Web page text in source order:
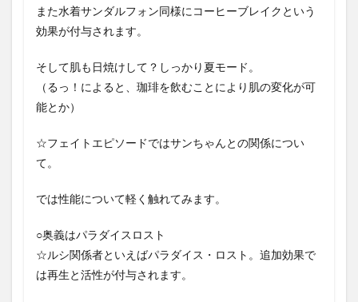
また水着サンダルフォン同様にコーヒーブレイクという
効果が付与されます。
そして肌も日焼けして？しっかり夏モード。
（るっ！によると、珈琲を飲むことにより肌の変化が可
能とか）
☆フェイトエピソードではサンちゃんとの関係につい
て。
では性能について軽く触れてみます。
○奥義はパラダイスロスト
☆ルシ関係者といえばパラダイス・ロスト。追加効果で
は再生と活性が付与されます。